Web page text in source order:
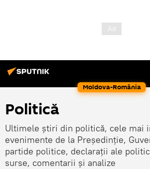
Moldova-România
Politică
Ultimele știri din politică, cele mai
evenimente de la Președinție,
partide politice, declarații ale
surse, comentarii și analize